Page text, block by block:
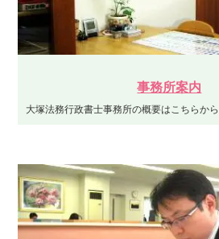
事務所案内
大塚法務行政書士事務所の概要はこちらから